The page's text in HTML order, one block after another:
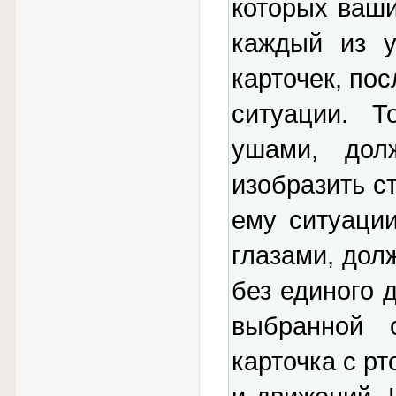
которых
каждый из
карточек,
ситуации.
ушами,
изобразить
ему
глазами,
без единого
выбранной
карточка с